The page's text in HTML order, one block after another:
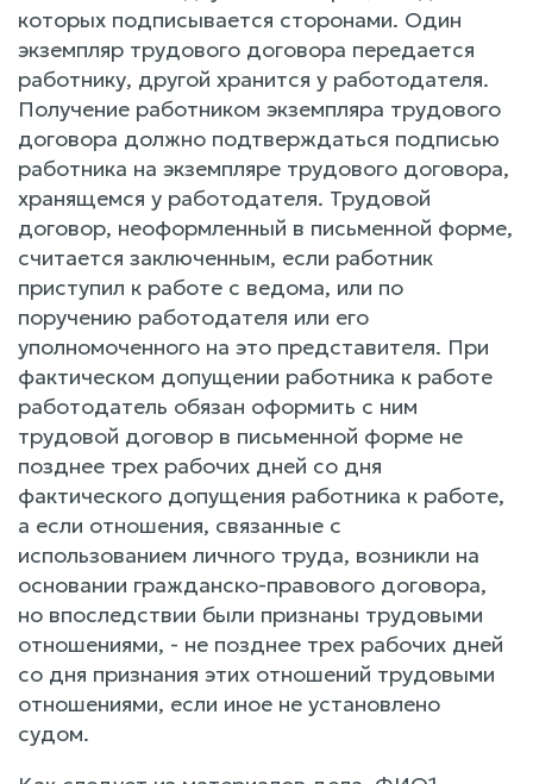
которых подписывается сторонами. Один
экземпляр трудового договора передается
работнику, другой хранится у работодателя.
Получение работником экземпляра трудового
договора должно подтверждаться подписью
работника на экземпляре трудового договора,
хранящемся у работодателя. Трудовой
договор, неоформленный в письменной форме,
считается заключенным, если работник
приступил к работе с ведома, или по
поручению работодателя или его
уполномоченного на это представителя. При
фактическом допущении работника к работе
работодатель обязан оформить с ним
трудовой договор в письменной форме не
позднее трех рабочих дней со дня
фактического допущения работника к работе,
а если отношения, связанные с
использованием личного труда, возникли на
основании гражданско-правового договора,
но впоследствии были признаны трудовыми
отношениями, - не позднее трех рабочих дней
со дня признания этих отношений трудовыми
отношениями, если иное не установлено
судом.